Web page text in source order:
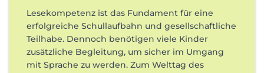
Lesekompetenz ist das Fundament für eine
erfolgreiche Schullaufbahn und gesellschaftliche
Teilhabe. Dennoch benötigen viele Kinder
zusätzliche Begleitung, um sicher im Umgang
mit Sprache zu werden. Zum Welttag des